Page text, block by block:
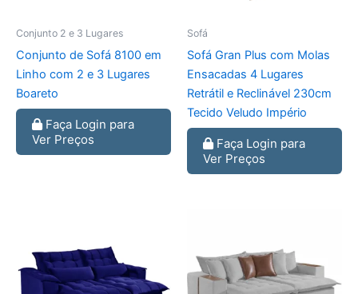
Conjunto 2 e 3 Lugares
Conjunto de Sofá 8100 em
Linho com 2 e 3 Lugares
Boareto
Faça Login para
Ver Preços
Sofá
Sofá Gran Plus com Molas
Ensacadas 4 Lugares
Retrátil e Reclinável 230cm
Tecido Veludo Império
Faça Login para
Ver Preços